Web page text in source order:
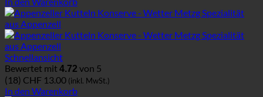
Schnellansicht
Bewertet mit 4.72 von 5
(18) CHF 13.00 (inkl. MwSt.)
In den Warenkorb